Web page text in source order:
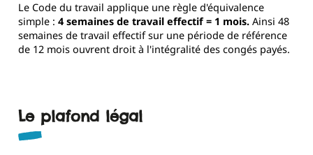
Le Code du travail applique une règle d'équivalence
simple : 4 semaines de travail effectif = 1 mois. Ainsi 48
semaines de travail effectif sur une période de référence
de 12 mois ouvrent droit à l'intégralité des congés payés.
Le plafond légal